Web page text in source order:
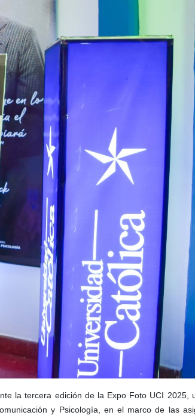
la tercera edición de la Expo Foto UCI 2025,
y Psicología, en el marco de las